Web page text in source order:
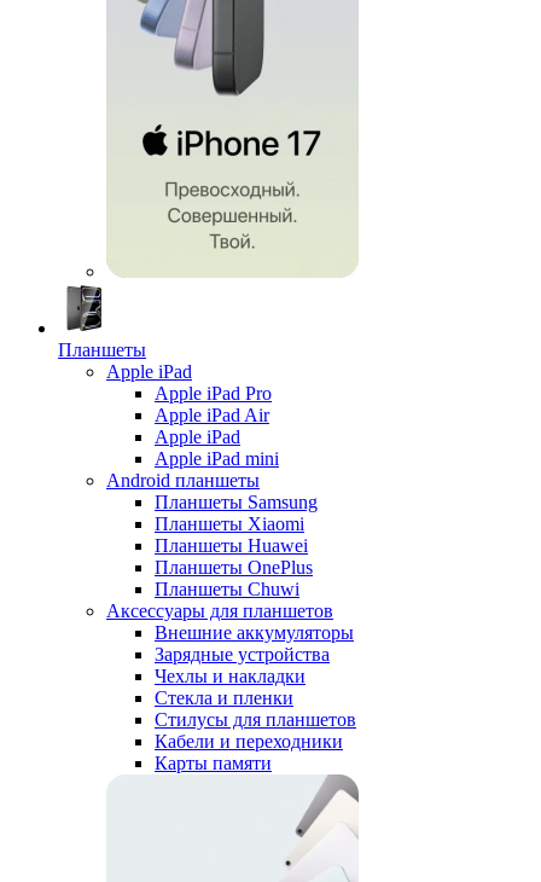
Планшеты
Apple iPad
Apple iPad Pro
Apple iPad Air
Apple iPad
Apple iPad mini
Android планшеты
Планшеты Samsung
Планшеты Xiaomi
Планшеты Huawei
Планшеты OnePlus
Планшеты Chuwi
Аксессуары для планшетов
Внешние аккумуляторы
Зарядные устройства
Чехлы и накладки
Стекла и пленки
Стилусы для планшетов
Кабели и переходники
Карты памяти